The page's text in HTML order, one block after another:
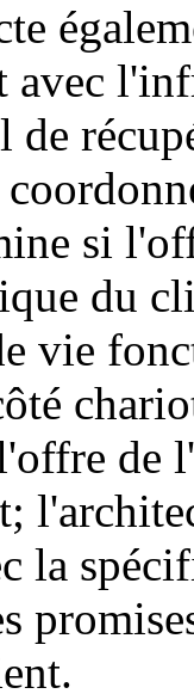
de
si
du
vie
de
la